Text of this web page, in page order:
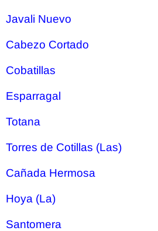
Javali Nuevo
Cabezo Cortado
Cobatillas
Esparragal
Totana
Torres de Cotillas (Las)
Cañada Hermosa
Hoya (La)
Santomera